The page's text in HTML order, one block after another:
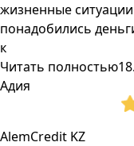
жизненные
понадобились
к
Читать полностью
Адия
AlemCredit KZ